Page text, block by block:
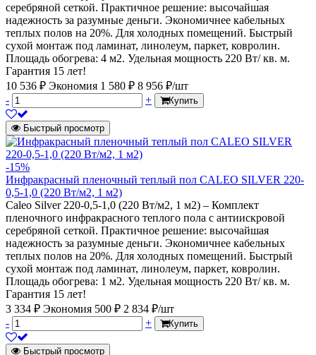
серебряной сеткой. Практичное решение: высочайшая
надежность за разумные деньги. Экономичнее кабельных
теплых полов на 20%. Для холодных помещений. Быстрый
сухой монтаж под ламинат, линолеум, паркет, ковролин.
Площадь обогрева: 4 м2. Удельная мощность 220 Вт/ кв. м.
Гарантия 15 лет!
10 536 ₽ Экономия 1 580 ₽ 8 956 ₽/шт
-
+ Купить
Быстрый просмотр
-15%
Инфракрасный пленочный теплый пол CALEO SILVER 220-
0,5-1,0 (220 Вт/м2, 1 м2)
Caleo Silver 220-0,5-1,0 (220 Вт/м2, 1 м2) – Комплект
пленочного инфракрасного теплого пола с антиискровой
серебряной сеткой. Практичное решение: высочайшая
надежность за разумные деньги. Экономичнее кабельных
теплых полов на 20%. Для холодных помещений. Быстрый
сухой монтаж под ламинат, линолеум, паркет, ковролин.
Площадь обогрева: 1 м2. Удельная мощность 220 Вт/ кв. м.
Гарантия 15 лет!
3 334 ₽ Экономия 500 ₽ 2 834 ₽/шт
-
+ Купить
Быстрый просмотр